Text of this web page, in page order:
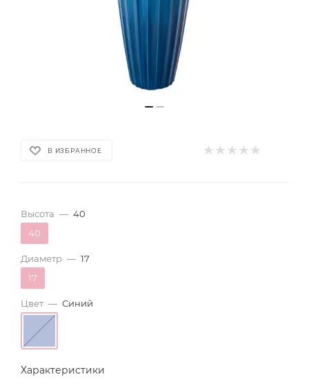
В ИЗБРАННОЕ
Высота — 40
40
Диаметр — 17
17
Цвет — Синий
Характеристики